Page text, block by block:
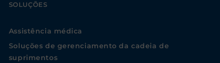
SOLUÇÕES
Assistência médica
Soluções de gerenciamento da cadeia de
suprimentos